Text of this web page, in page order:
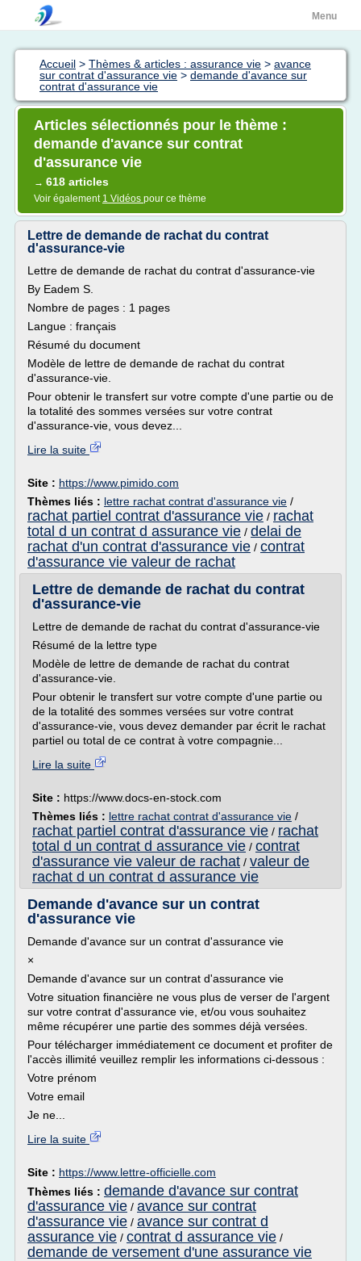
Menu
Accueil > Thèmes & articles : assurance vie > avance
sur contrat d'assurance vie > demande d'avance sur
contrat d'assurance vie
Articles sélectionnés pour le thème :
demande d'avance sur contrat
d'assurance vie
→ 618 articles
Voir également 1 Vidéos pour ce thème
Lettre de demande de rachat du contrat
d'assurance-vie
Lettre de demande de rachat du contrat d'assurance-vie
By Eadem S.
Nombre de pages : 1 pages
Langue : français
Résumé du document
Modèle de lettre de demande de rachat du contrat
d'assurance-vie.
Pour obtenir le transfert sur votre compte d'une partie ou de
la totalité des sommes versées sur votre contrat
d'assurance-vie, vous devez...
Lire la suite
Site : https://www.pimido.com
Thèmes liés : lettre rachat contrat d'assurance vie /
rachat partiel contrat d'assurance vie / rachat
total d un contrat d assurance vie / delai de
rachat d'un contrat d'assurance vie / contrat
d'assurance vie valeur de rachat
Lettre de demande de rachat du contrat
d'assurance-vie
Lettre de demande de rachat du contrat d'assurance-vie
Résumé de la lettre type
Modèle de lettre de demande de rachat du contrat
d'assurance-vie.
Pour obtenir le transfert sur votre compte d'une partie ou
de la totalité des sommes versées sur votre contrat
d'assurance-vie, vous devez demander par écrit le rachat
partiel ou total de ce contrat à votre compagnie...
Lire la suite
Site : https://www.docs-en-stock.com
Thèmes liés : lettre rachat contrat d'assurance vie /
rachat partiel contrat d'assurance vie / rachat
total d un contrat d assurance vie / contrat
d'assurance vie valeur de rachat / valeur de
rachat d un contrat d assurance vie
Demande d'avance sur un contrat
d'assurance vie
Demande d'avance sur un contrat d'assurance vie
×
Demande d'avance sur un contrat d'assurance vie
Votre situation financière ne vous plus de verser de l'argent
sur votre contrat d'assurance vie, et/ou vous souhaitez
même récupérer une partie des sommes déjà versées.
Pour télécharger immédiatement ce document et profiter de
l'accès illimité veuillez remplir les informations ci-dessous :
Votre prénom
Votre email
Je ne...
Lire la suite
Site : https://www.lettre-officielle.com
Thèmes liés : demande d'avance sur contrat
d'assurance vie / avance sur contrat
d'assurance vie / avance sur contrat d
assurance vie / contrat d assurance vie /
demande de versement d'une assurance vie